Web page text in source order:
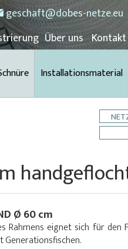
geschaft@dobes-netze.eu
Über uns Kontakt
Installationsmaterial
Ø 60 cm
Rahmens eignet sich für den
Generationsfischen.